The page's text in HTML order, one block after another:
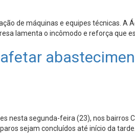
de máquinas e equipes técnicas.
lamenta o incômodo e reforça que
segunda-feira (23), nos bairros
sejam concluídos até início da